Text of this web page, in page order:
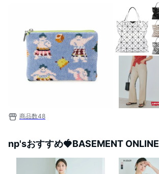
商品数48
np'sおすすめ🍓BASEMENT ONLINE